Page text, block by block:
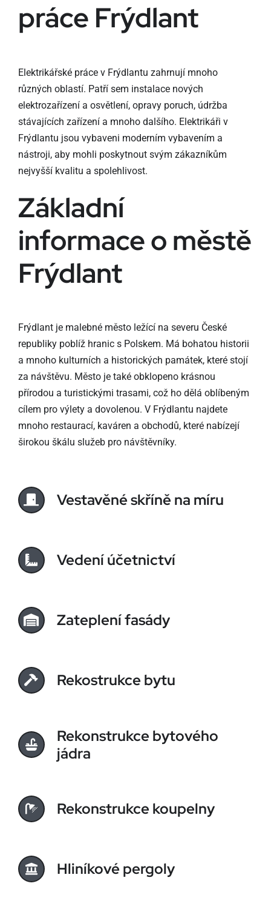
práce Frýdlant
Elektrikářské práce v Frýdlantu zahrnují mnoho
různých oblastí. Patří sem instalace nových
elektrozařízení a osvětlení, opravy poruch, údržba
stávajících zařízení a mnoho dalšího. Elektrikáři v
Frýdlantu jsou vybaveni moderním vybavením a
nástroji, aby mohli poskytnout svým zákazníkům
nejvyšší kvalitu a spolehlivost.
Základní
informace o městě
Frýdlant
Frýdlant je malebné město ležící na severu České
republiky poblíž hranic s Polskem. Má bohatou historii
a mnoho kulturních a historických památek, které stojí
za návštěvu. Město je také obklopeno krásnou
přírodou a turistickými trasami, což ho dělá oblíbeným
cílem pro výlety a dovolenou. V Frýdlantu najdete
mnoho restaurací, kaváren a obchodů, které nabízejí
širokou škálu služeb pro návštěvníky.
Vestavěné skříně na míru
Vedení účetnictví
Zateplení fasády
Rekostrukce bytu
Rekonstrukce bytového
jádra
Rekonstrukce koupelny
Hliníkové pergoly